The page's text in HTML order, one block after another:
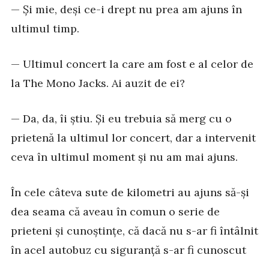
— Și mie, deși ce-i drept nu prea am ajuns în
ultimul timp.
— Ultimul concert la care am fost e al celor de
la The Mono Jacks. Ai auzit de ei?
— Da, da, îi știu. Și eu trebuia să merg cu o
prietenă la ultimul lor concert, dar a intervenit
ceva în ultimul moment și nu am mai ajuns.
În cele câteva sute de kilometri au ajuns să-și
dea seama că aveau în comun o serie de
prieteni și cunoștințe, că dacă nu s-ar fi întâlnit
în acel autobuz cu siguranță s-ar fi cunoscut